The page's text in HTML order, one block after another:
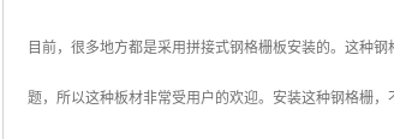
目前，很多地方都是采用拼接式钢格栅板安装的。这种
题，所以这种板材非常受用户的欢迎。安装这种钢格栅